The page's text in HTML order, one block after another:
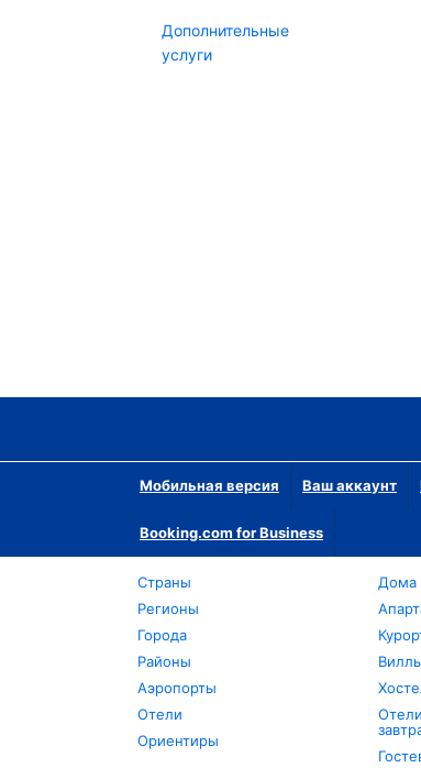
Дополнительные
услуги
Мобильная версия Ваш аккаунт
Booking.com for Business
Страны
Регионы
Города
Районы
Аэропорты
Отели
Ориентиры
Дома